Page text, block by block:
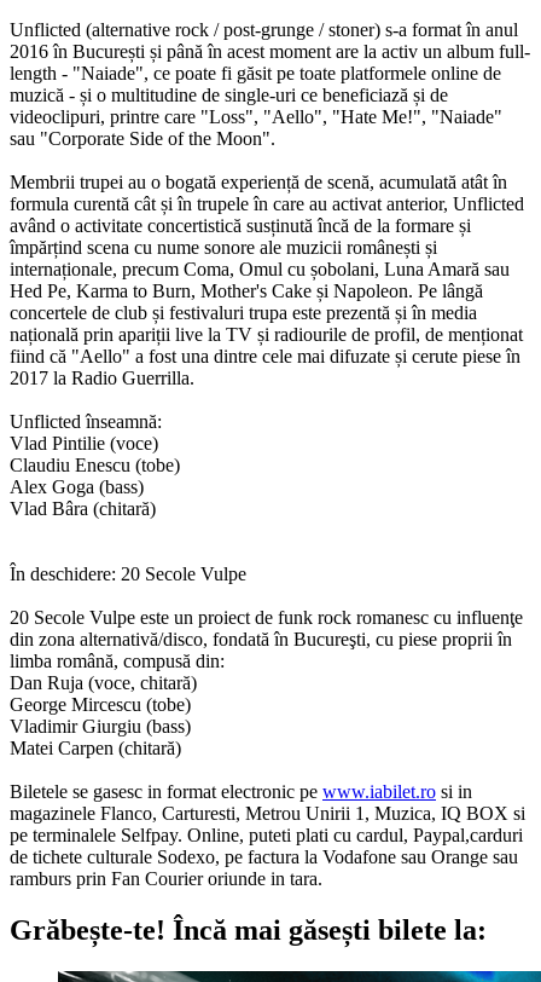
Unflicted (alternative rock / post-grunge / stoner) s-a format în anul
2016 în București și până în acest moment are la activ un album full-
length - "Naiade", ce poate fi găsit pe toate platformele online de
muzică - și o multitudine de single-uri ce beneficiază și de
videoclipuri, printre care "Loss", "Aello", "Hate Me!", "Naiade"
sau "Corporate Side of the Moon".
Membrii trupei au o bogată experiență de scenă, acumulată atât în
formula curentă cât și în trupele în care au activat anterior, Unflicted
având o activitate concertistică susținută încă de la formare și
împărțind scena cu nume sonore ale muzicii românești și
internaționale, precum Coma, Omul cu șobolani, Luna Amară sau
Hed Pe, Karma to Burn, Mother's Cake și Napoleon. Pe lângă
concertele de club și festivaluri trupa este prezentă și în media
națională prin apariții live la TV și radiourile de profil, de menționat
fiind că "Aello" a fost una dintre cele mai difuzate și cerute piese în
2017 la Radio Guerrilla.
Unflicted înseamnă:
Vlad Pintilie (voce)
Claudiu Enescu (tobe)
Alex Goga (bass)
Vlad Bâra (chitară)
În deschidere: 20 Secole Vulpe
20 Secole Vulpe este un proiect de funk rock romanesc cu influenţe
din zona alternativă/disco, fondată în Bucureşti, cu piese proprii în
limba română, compusă din:
Dan Ruja (voce, chitară)
George Mircescu (tobe)
Vladimir Giurgiu (bass)
Matei Carpen (chitară)
Biletele se gasesc in format electronic pe www.iabilet.ro si in
magazinele Flanco, Carturesti, Metrou Unirii 1, Muzica, IQ BOX si
pe terminalele Selfpay. Online, puteti plati cu cardul, Paypal,carduri
de tichete culturale Sodexo, pe factura la Vodafone sau Orange sau
ramburs prin Fan Courier oriunde in tara.
Grăbește-te! Încă mai găsești bilete la: